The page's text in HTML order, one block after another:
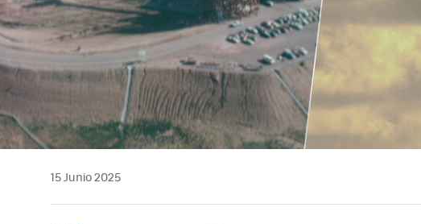
15 Junio 2025